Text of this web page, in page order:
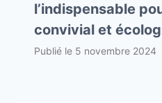
l’indispensable
convivial et
Publié le 5 novembre 2024